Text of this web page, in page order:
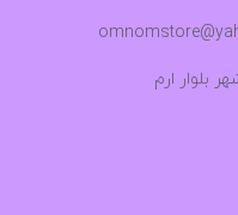
بلوار ارم